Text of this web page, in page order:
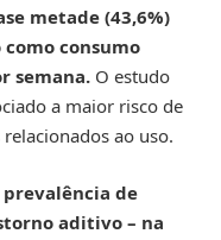
metade (43,6%)
consumo
semana. O estudo
a maior risco de
ao uso.
de
aditivo – na